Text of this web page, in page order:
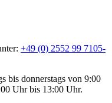
+49 (0) 2552 99 7105-
bis donnerstags von 9:00
Uhr bis 13:00 Uhr.